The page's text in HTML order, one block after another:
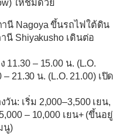
ให้ชมด้วย
นี Nagoya ขึ้นรถไฟใต้ดิน
นี Shiyakusho เดินต่อ
11.30 – 15.00 น. (L.O.
21.30 น. (L.O. 21.00) เปิด
วัน: เริ่ม 2,000–3,500 เยน,
– 10,000 เยน+ (ขึ้นอยู่
นู)